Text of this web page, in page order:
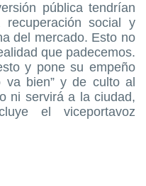
pública tendrían
social y
del mercado. Esto no
que padecemos.
y pone su empeño
va bien” y de culto al
ni servirá a la ciudad,
el viceportavoz